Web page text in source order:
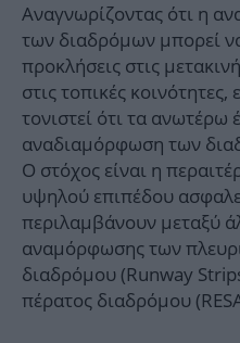
Αναγνωρίζοντας ότι η
των διαδρόμων μπορεί
προκλήσεις στις
στις τοπικές κοινότητες,
τονιστεί ότι τα
αναδιαμόρφωση των
Ο στόχος είναι η
υψηλού επιπέδου
περιλαμβάνουν μεταξύ
αναμόρφωσης των
διαδρόμου (Runway
πέρατος διαδρόμου